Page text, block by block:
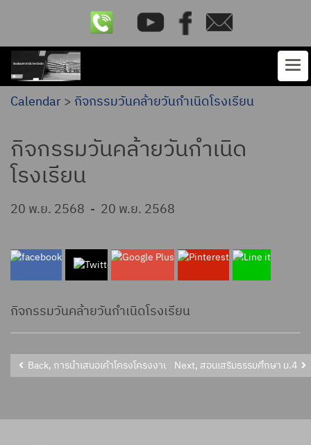
Calendar> กิจกรรมวันคล้ายวันกำเนิดโรงเรียน
กิจกรรมวันคล้ายวันกำเนิด
โรงเรียน
20 พ.ย. 2568 - 20 พ.ย. 2568
กิจกรรมวันคล้ายวันกำเนิดโรงเรียน
Back, การนำเสนอเค้าโครงโครงงานวิศวกรรมและเทคโนโลยี ม.5/11
Next, สอนเสริมธรรมศึกษา ม.4